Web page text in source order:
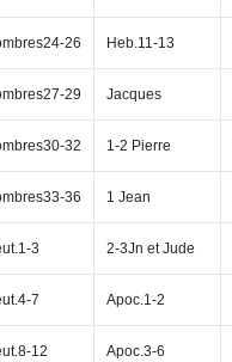
26 Heb.11-13
29 Jacques
32 1-2 Pierre
36 1 Jean
3 2-3Jn et Jude
7 Apoc.1-2
12 Apoc.3-6